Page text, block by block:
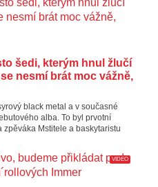
šedi, kterým hnul žlučí
nesmí brát moc vážně,
black metal a v současné
alba. To byl prvotní
Mstitele a baskytaristu
VIDEO